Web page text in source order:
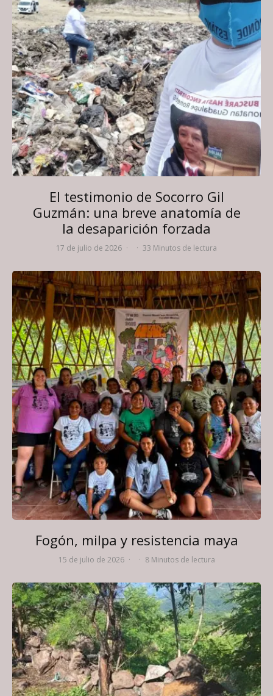
El testimonio de Socorro Gil
Guzmán: una breve anatomía de
la desaparición forzada
17 de julio de 2026 · · 33 Minutos de lectura
Fogón, milpa y resistencia maya
15 de julio de 2026 · · 8 Minutos de lectura